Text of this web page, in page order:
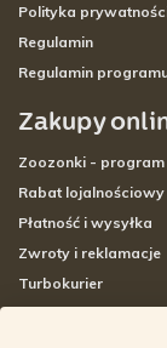
Polityka
Regulamin
Regulamin
Zakupy
Zoozonki -
Rabat lojalnościowy
Płatność i wysyłka
Zwroty i reklamacje
Turbokurier